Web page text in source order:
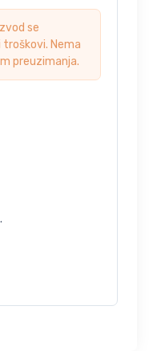
se
troškovi. Nema
preuzimanja.